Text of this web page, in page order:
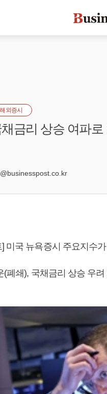
해외증시
금리 상승 여파
미국 뉴욕증시 주요지수
(폐쇄), 국채금리 상승 우